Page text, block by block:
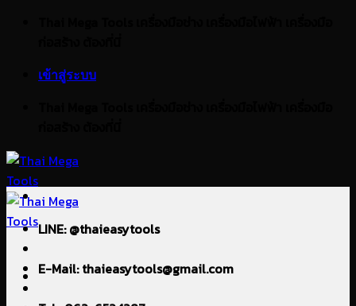
เข้าสู่ระบบ
LINE: @thaieasytools
E-Mail: thaieasytools@gmail.com